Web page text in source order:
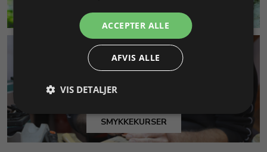
SMYKKEKURSER
ACCEPTER ALLE
AFVIS ALLE
VIS DETALJER